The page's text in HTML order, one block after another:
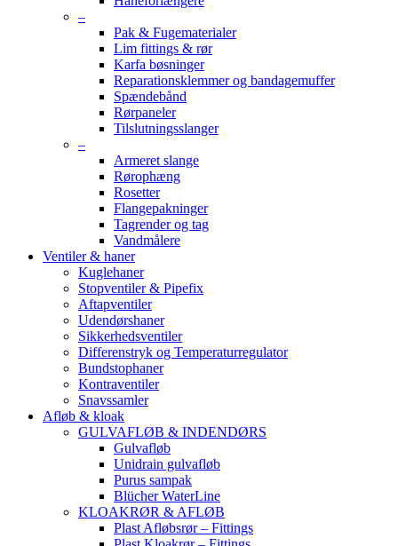
–
Pak & Fugematerialer
Lim fittings & rør
Karfa bøsninger
Reparationsklemmer og bandagemuffer
Spændebånd
Rørpaneler
Tilslutningsslanger
–
Armeret slange
Rørophæng
Rosetter
Flangepakninger
Tagrender og tag
Vandmålere
Ventiler & haner
Kuglehaner
Stopventiler & Pipefix
Aftapventiler
Udendørshaner
Sikkerhedsventiler
Differenstryk og Temperaturregulator
Bundstophaner
Kontraventiler
Snavssamler
Afløb & kloak
GULVAFLØB & INDENDØRS
Gulvafløb
Unidrain gulvafløb
Purus sampak
Blücher WaterLine
KLOAKRØR & AFLØB
Plast Afløbsrør – Fittings